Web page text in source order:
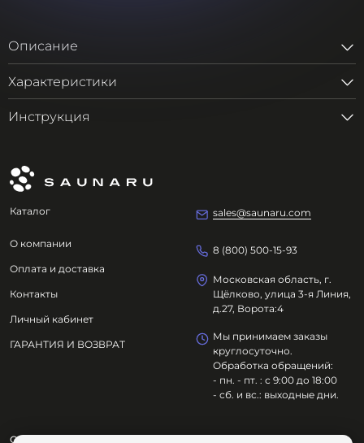
Описание
Характеристики
Инструкция
Каталог
О компании
Оплата и доставка
Контакты
Личный кабинет
ГАРАНТИЯ И ВОЗВРАТ
sales@saunaru.com
8 (800) 500-15-93
Московская область, г.
Щёлково, улица 3-я Линия,
д.27, Ворота:4
Мы принимаем заказы
круглосуточно.
Обработка обращений:
- пн. - пт. : с 9:00 до 18:00
- сб. и вс.: выходные дни.
ООО "ОЗДОРОВИТЕЛЬНЫЕ ТЕХНОЛОГИИ"